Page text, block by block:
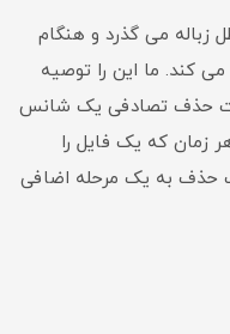
زباله می گذرد و هنگام
کند. ما این را توصیه
حذف تصادفی یک شانس
زمان که یک فایل را
حذف به یک مرحله اضافی